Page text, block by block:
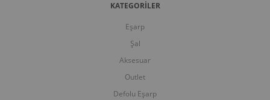
KATEGORİLER
Eşarp
Şal
Aksesuar
Outlet
Defolu Eşarp